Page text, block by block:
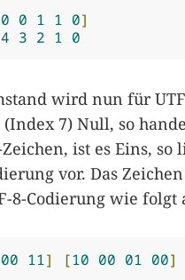
0 0 1 1 0]
4 3 2 1 0
wird nun für
(Index 7) Null, so
ist es Eins, so
vor. Das
8-Codierung wie folgt
00 11] [10 00 01 00]